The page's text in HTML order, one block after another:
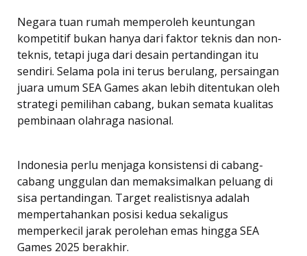
Negara tuan rumah memperoleh keuntungan
kompetitif bukan hanya dari faktor teknis dan non-
teknis, tetapi juga dari desain pertandingan itu
sendiri. Selama pola ini terus berulang, persaingan
juara umum SEA Games akan lebih ditentukan oleh
strategi pemilihan cabang, bukan semata kualitas
pembinaan olahraga nasional.
Indonesia perlu menjaga konsistensi di cabang-
cabang unggulan dan memaksimalkan peluang di
sisa pertandingan. Target realistisnya adalah
mempertahankan posisi kedua sekaligus
memperkecil jarak perolehan emas hingga SEA
Games 2025 berakhir.